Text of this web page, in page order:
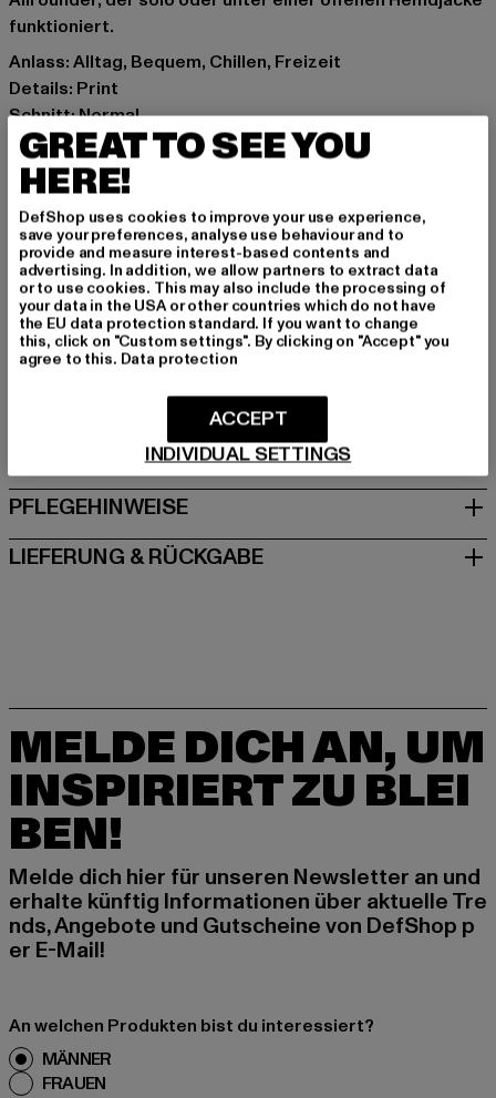
funktioniert.
Anlass: Alltag, Bequem, Chillen, Freizeit
Details: Print
Schnitt: Normal
Marke: Zoo York
Kat.: T-Shirts
Farbe: weiß
Hersteller Farbe: white
Materialzusammensetzung: 100% Baumwolle
Art.Nr: ZY008-00220
Hersteller: TB International GmbH |info@tbint.de
Dr.-Robert-Murjahn-Straße 7 | 64372 Ober-Ramstadt |
GRÖSSE & PASSFORM
PFLEGEHINWEISE
LIEFERUNG & RÜCKGABE
MELDE DICH AN, UM
INSPIRIERT ZU BLEI
BEN!
Melde dich hier für unseren Newsletter an und
erhalte künftig Informationen über aktuelle Tre
nds, Angebote und Gutscheine von DefShop p
er E-Mail!
An welchen Produkten bist du interessiert?
MÄNNER
FRAUEN
GREAT TO SEE YOU
HERE!
DefShop uses cookies to improve your use experience,
save your preferences, analyse use behaviour and to
provide and measure interest-based contents and
advertising. In addition, we allow partners to extract data
or to use cookies. This may also include the processing of
your data in the USA or other countries which do not have
the EU data protection standard. If you want to change
this, click on "Custom settings". By clicking on "Accept" you
agree to this. Data protection
INDIVIDUAL SETTINGS
ACCEPT